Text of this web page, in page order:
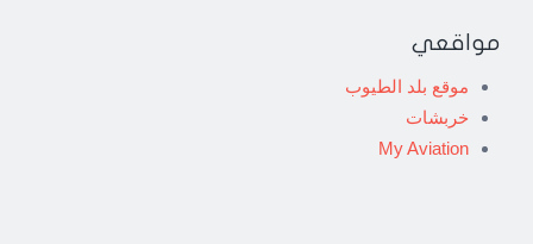
مواقعي
موقع بلد الطيوب
خربشات
My Aviation